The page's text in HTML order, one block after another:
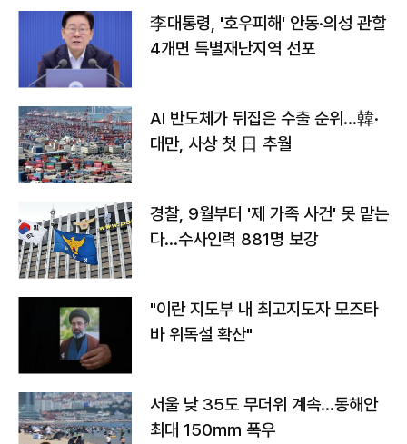
李대통령, '호우피해' 안동·의성 관할
4개면 특별재난지역 선포
AI 반도체가 뒤집은 수출 순위…韓·
대만, 사상 첫 日 추월
경찰, 9월부터 '제 가족 사건' 못 맡는
다…수사인력 881명 보강
"이란 지도부 내 최고지도자 모즈타
바 위독설 확산"
서울 낮 35도 무더위 계속…동해안
최대 150㎜ 폭우